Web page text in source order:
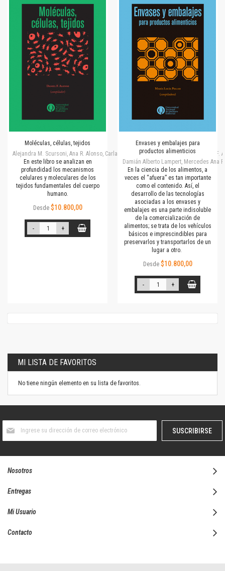
Moléculas, células, tejidos
Alejandra M. Scursoni, Ana R. Alonso, Carla S. Capobianco, Daniel E. Gomez, Daniel
En este libro se analizan en
profundidad los mecanismos
celulares y moleculares de los
tejidos fundamentales del cuerpo
humano.
Desde $10.800,00
- +
Envases y embalajes para
productos alimenticios
Damián Alberto Lampert, Mercedes Ana
En la ciencia de los alimentos, a
veces el “afuera” es tan importante
como el contenido. Así, el
desarrollo de las tecnologías
asociadas a los envases y
embalajes es una parte indisoluble
de la comercialización de
alimentos; se trata de los vehículos
básicos e imprescindibles para
preservarlos y transportarlos de un
lugar a otro.
Desde $10.800,00
- +
MI LISTA DE FAVORITOS
No tiene ningún elemento en su lista de favoritos.
boletín
SUSCRIBIRSE
Nosotros
Entregas
Mi Usuario
Contacto